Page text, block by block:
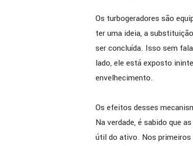
Os turbogeradores são
ter uma ideia, a
ser concluída. Isso sem
lado, ele está exposto
envelhecimento.
Os efeitos desses
Na verdade, é sabido que
útil do ativo. Nos primeiros